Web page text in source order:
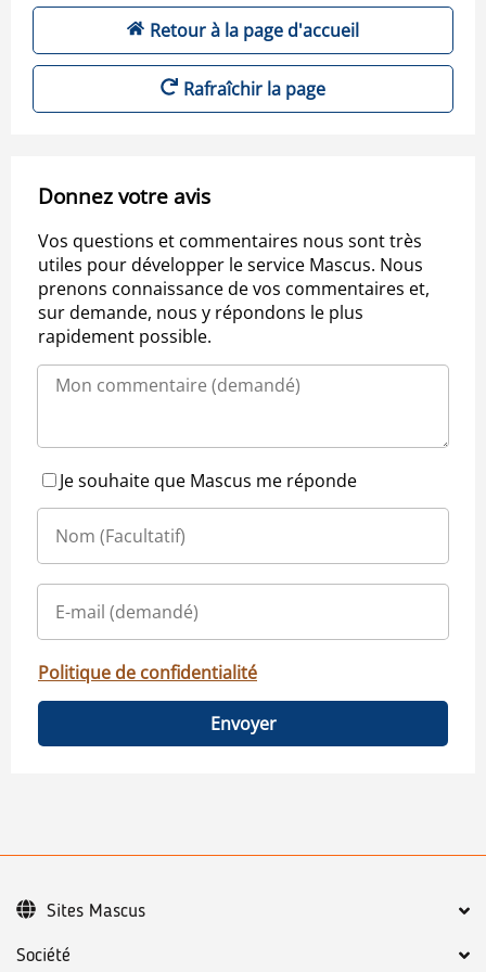
Retour à la page d'accueil
Rafraîchir la page
Donnez votre avis
Vos questions et commentaires nous sont très
utiles pour développer le service Mascus. Nous
prenons connaissance de vos commentaires et,
sur demande, nous y répondons le plus
rapidement possible.
Je souhaite que Mascus me réponde
Politique de confidentialité
Envoyer
Société
Sites Mascus